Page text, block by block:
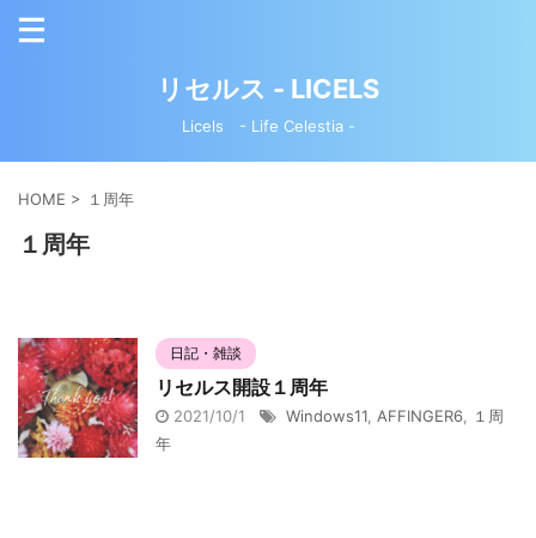
リセルス - LICELS
Licels - Life Celestia -
HOME > １周年
１周年
日記・雑談
リセルス開設１周年
2021/10/1 Windows11 AFFINGER6
１周
年